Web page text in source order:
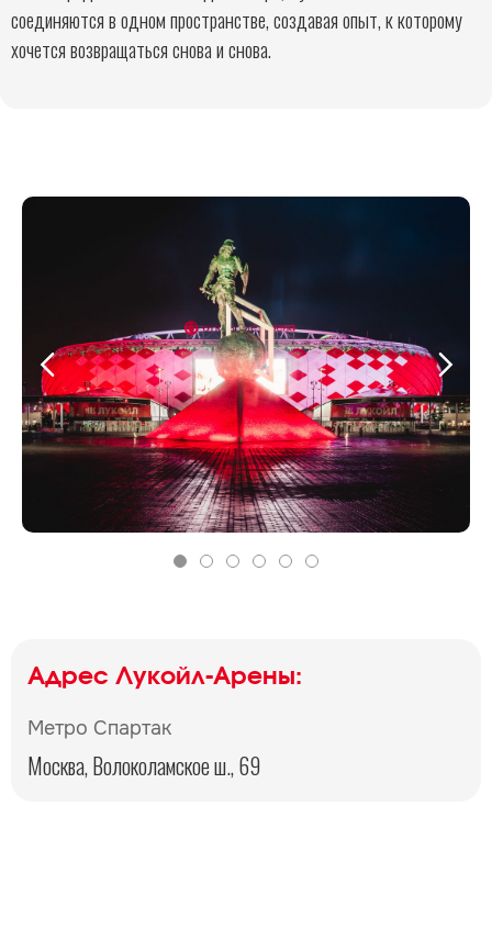
соединяются в одном пространстве, создавая опыт, к которому
хочется возвращаться снова и снова.
Адрес Лукойл-Арены:
Метро Спартак
Москва, Волоколамское ш., 69